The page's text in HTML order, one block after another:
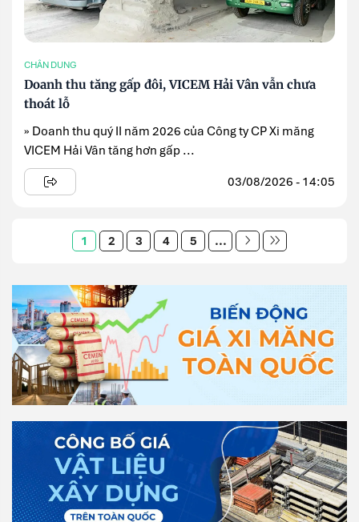
CHÂN DUNG
Doanh thu tăng gấp đôi, VICEM Hải Vân vẫn chưa
thoát lỗ
» Doanh thu quý II năm 2026 của Công ty CP Xi măng
VICEM Hải Vân tăng hơn gấp ...
03/08/2026 - 14:05
1 2 3 4 5 ...